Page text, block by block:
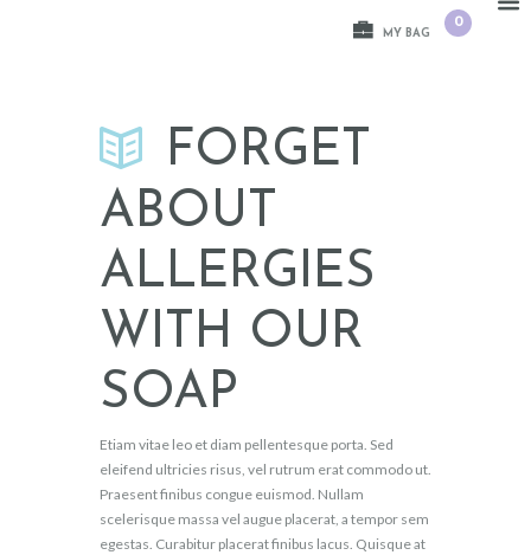
MY BAG
0
FORGET
ABOUT
ALLERGIES
WITH OUR
SOAP
Etiam vitae leo et diam pellentesque porta. Sed
eleifend ultricies risus, vel rutrum erat commodo ut.
Praesent finibus congue euismod. Nullam
scelerisque massa vel augue placerat, a tempor sem
egestas. Curabitur placerat finibus lacus. Quisque at